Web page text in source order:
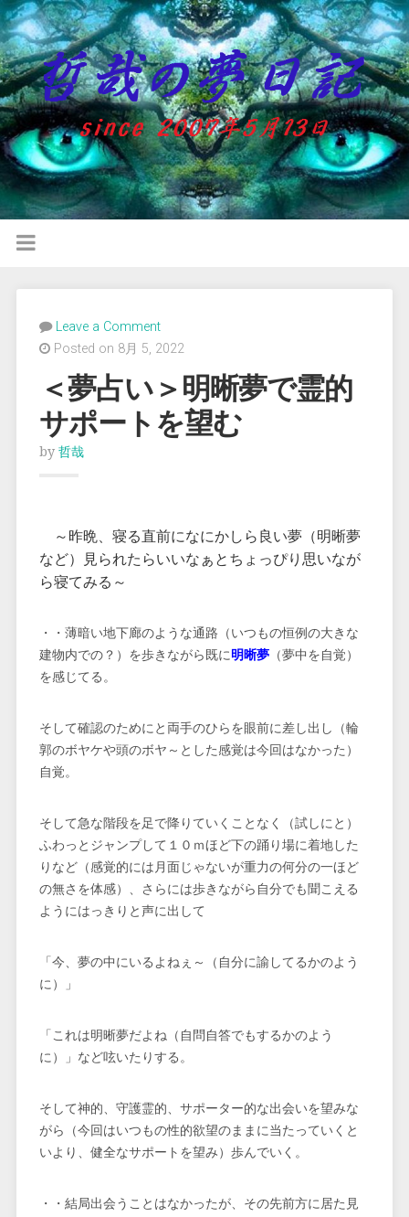
Leave a Comment
Posted on 8月 5, 2022
＜夢占い＞明晰夢で霊的
サポートを望む
by 哲哉
～昨晩、寝る直前になにかしら良い夢（明晰夢
など）見られたらいいなぁとちょっぴり思いなが
ら寝てみる～
・・薄暗い地下廊のような通路（いつもの恒例の大きな
建物内での？）を歩きながら既に明晰夢（夢中を自覚）
を感じてる。
そして確認のためにと両手のひらを眼前に差し出し（輪
郭のボヤケや頭のボヤ～とした感覚は今回はなかった）
自覚。
そして急な階段を足で降りていくことなく（試しにと）
ふわっとジャンプして１０ｍほど下の踊り場に着地した
りなど（感覚的には月面じゃないが重力の何分の一ほど
の無さを体感）、さらには歩きながら自分でも聞こえる
ようにはっきりと声に出して
「今、夢の中にいるよねぇ～（自分に諭してるかのよう
に）」
「これは明晰夢だよね（自問自答でもするかのよう
に）」など呟いたりする。
そして神的、守護霊的、サポーター的な出会いを望みな
がら（今回はいつもの性的欲望のままに当たっていくと
いより、健全なサポートを望み）歩んでいく。
・・結局出会うことはなかったが、その先前方に居た見